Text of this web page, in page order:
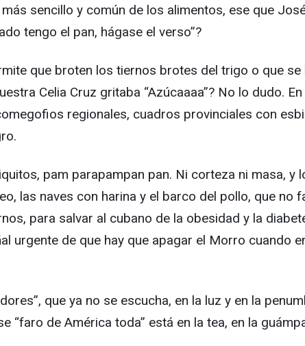
sencillo y común de los alimentos, ese que
tengo el pan, hágase el verso”?
que broten los tiernos brotes del trigo o que se
Celia Cruz gritaba “Azúcaaaa”? No lo dudo.
regionales, cuadros provinciales con
pam parapampan pan. Ni corteza ni masa, y
las naves con harina y el barco del pollo, que no
para salvar al cubano de la obesidad y la
urgente de que hay que apagar el Morro cuando
que ya no se escucha, en la luz y en la
“faro de América toda” está en la tea, en la